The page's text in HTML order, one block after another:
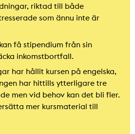
riktad till både
som ännu inte är
få stipendium från sin
inkomstbortfall.
har hållit kursen på engelska,
har hittills ytterligare tre
men vid behov kan det bli fler.
mer kursmaterial till